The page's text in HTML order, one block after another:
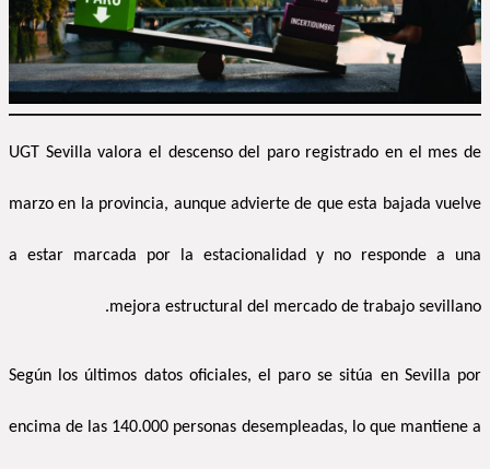
UGT Sevilla valora el descenso del paro registrado en el mes de
marzo en la provincia, aunque advierte de que esta bajada vuelve
a estar marcada por la estacionalidad y no responde a una
mejora estructural del mercado de trabajo sevillano.
Según los últimos datos oficiales, el paro se sitúa en Sevilla por
encima de las 140.000 personas desempleadas, lo que mantiene a